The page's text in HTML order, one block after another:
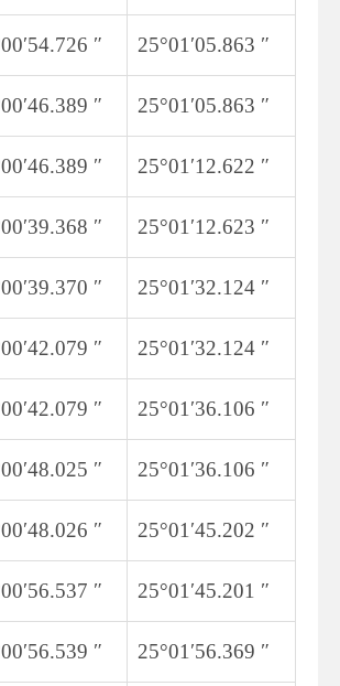
″ 25°01′05.863 ″
″ 25°01′05.863 ″
″ 25°01′12.622 ″
″ 25°01′12.623 ″
″ 25°01′32.124 ″
″ 25°01′32.124 ″
″ 25°01′36.106 ″
″ 25°01′36.106 ″
″ 25°01′45.202 ″
″ 25°01′45.201 ″
″ 25°01′56.369 ″